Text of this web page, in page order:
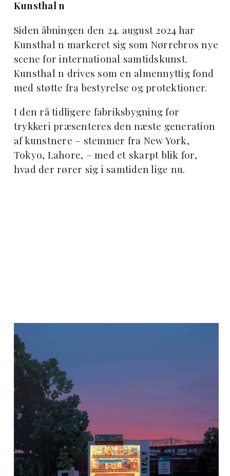
Kunsthal n
Siden åbningen den 24. august 2024 har
Kunsthal n markeret sig som Nørrebros nye
scene for international samtidskunst.
Kunsthal n drives som en almennyttig fond
med støtte fra bestyrelse og protektioner.
I den rå tidligere fabriksbygning for
trykkeri præsenteres den næste generation
af kunstnere – stemmer fra New York,
Tokyo, Lahore, – med et skarpt blik for,
hvad der rører sig i samtiden lige nu.